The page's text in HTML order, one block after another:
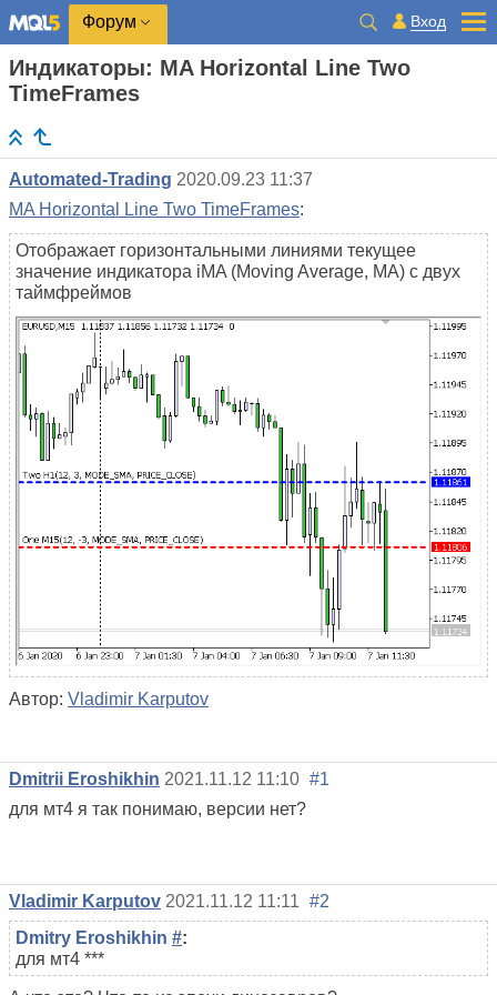
Форум Вход
Индикаторы: MA Horizontal Line Two
TimeFrames
Automated-Trading 2020.09.23 11:37
MA Horizontal Line Two TimeFrames:
Отображает горизонтальными линиями текущее
значение индикатора iMA (Moving Average, MA) с двух
таймфреймов
Автор: Vladimir Karputov
Dmitrii Eroshikhin 2021.11.12 11:10 #1
для мт4 я так понимаю, версии нет?
Vladimir Karputov 2021.11.12 11:11 #2
Dmitry Eroshikhin #:
для мт4 ***